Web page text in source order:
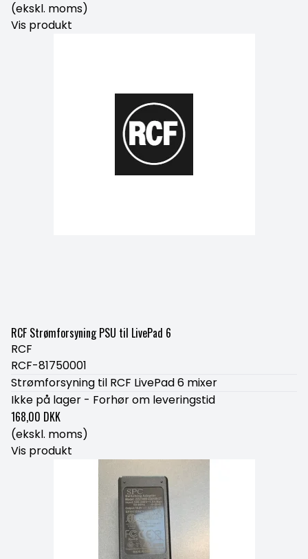
(ekskl. moms)
Vis produkt
RCF Strømforsyning PSU til LivePad 6
RCF
RCF-81750001
Strømforsyning til RCF LivePad 6 mixer
Ikke på lager - Forhør om leveringstid
168,00 DKK
(ekskl. moms)
Vis produkt